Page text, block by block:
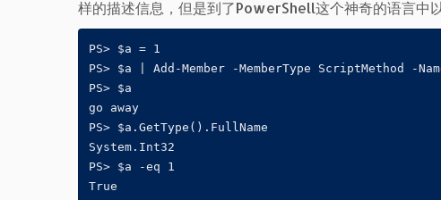
样的描述信息，但是到了PowerShell这个神奇的语言中
PS> $a = 1
PS> $a | Add-Member -MemberType ScriptMethod
PS> $a
go away
PS> $a.GetType().FullName
System.Int32
PS> $a -eq 1
True